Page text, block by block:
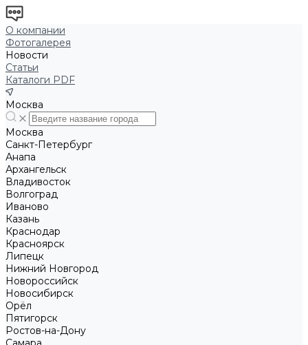
О компании
Фотогалерея
Новости
Статьи
Каталоги PDF
Москва
Москва
Санкт-Петербург
Анапа
Архангельск
Владивосток
Волгоград
Иваново
Казань
Краснодар
Красноярск
Липецк
Нижний Новгород
Новороссийск
Новосибирск
Орёл
Пятигорск
Ростов-на-Дону